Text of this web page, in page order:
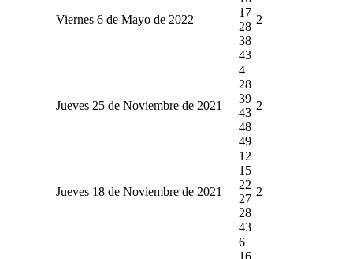
Viernes 6 de Mayo de 2022
17
28
38
43
2
Jueves 25 de Noviembre de 2021
4
28
39
43
48
49
2
Jueves 18 de Noviembre de 2021
12
15
22
27
28
43
2
6
16